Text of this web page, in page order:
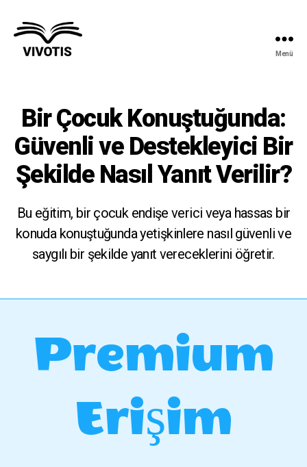
Menü
Bir Çocuk Konuştuğunda:
Güvenli ve Destekleyici Bir
Şekilde Nasıl Yanıt Verilir?
Bu eğitim, bir çocuk endişe verici veya hassas bir
konuda konuştuğunda yetişkinlere nasıl güvenli ve
saygılı bir şekilde yanıt vereceklerini öğretir.
Premium
Erişim